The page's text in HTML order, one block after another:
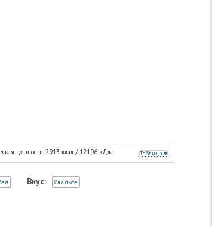
Таблица
ценность: 2913 ккал / 12196кДж
Вкус: Сладкое